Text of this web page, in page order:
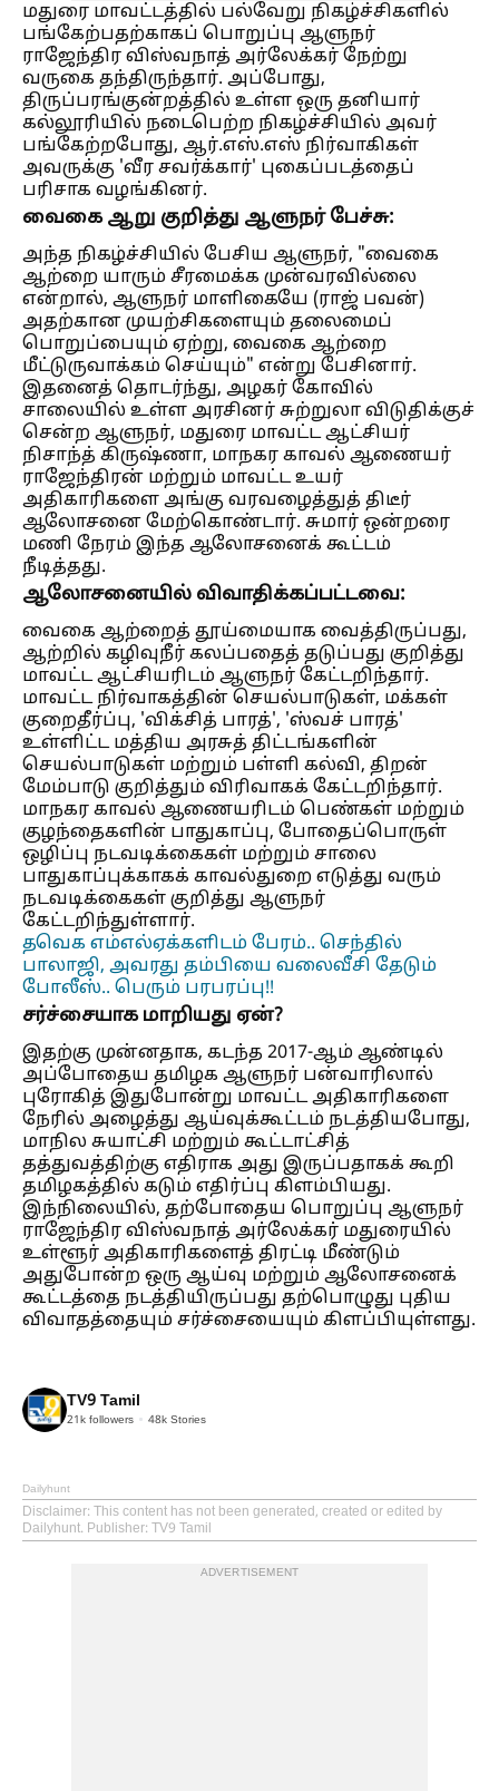
மதுரை மாவட்டத்தில் பல்வேறு நிகழ்ச்சிகளில்
பங்கேற்பதற்காகப் பொறுப்பு ஆளுநர்
ராஜேந்திர விஸ்வநாத் அர்லேக்கர் நேற்று
வருகை தந்திருந்தார். அப்போது,
திருப்பரங்குன்றத்தில் உள்ள ஒரு தனியார்
கல்லூரியில் நடைபெற்ற நிகழ்ச்சியில் அவர்
பங்கேற்றபோது, ஆர்.எஸ்.எஸ் நிர்வாகிகள்
அவருக்கு 'வீர சவர்க்கார்' புகைப்படத்தைப்
பரிசாக வழங்கினர்.
வைகை ஆறு குறித்து ஆளுநர் பேச்சு:
அந்த நிகழ்ச்சியில் பேசிய ஆளுநர், "வைகை
ஆற்றை யாரும் சீரமைக்க முன்வரவில்லை
என்றால், ஆளுநர் மாளிகையே (ராஜ் பவன்)
அதற்கான முயற்சிகளையும் தலைமைப்
பொறுப்பையும் ஏற்று, வைகை ஆற்றை
மீட்டுருவாக்கம் செய்யும்" என்று பேசினார்.
இதனைத் தொடர்ந்து, அழகர் கோவில்
சாலையில் உள்ள அரசினர் சுற்றுலா விடுதிக்குச்
சென்ற ஆளுநர், மதுரை மாவட்ட ஆட்சியர்
நிசாந்த் கிருஷ்ணா, மாநகர காவல் ஆணையர்
ராஜேந்திரன் மற்றும் மாவட்ட உயர்
அதிகாரிகளை அங்கு வரவழைத்துத் திடீர்
ஆலோசனை மேற்கொண்டார். சுமார் ஒன்றரை
மணி நேரம் இந்த ஆலோசனைக் கூட்டம்
நீடித்தது.
ஆலோசனையில் விவாதிக்கப்பட்டவை:
வைகை ஆற்றைத் தூய்மையாக வைத்திருப்பது,
ஆற்றில் கழிவுநீர் கலப்பதைத் தடுப்பது குறித்து
மாவட்ட ஆட்சியரிடம் ஆளுநர் கேட்டறிந்தார்.
மாவட்ட நிர்வாகத்தின் செயல்பாடுகள், மக்கள்
குறைதீர்ப்பு, 'விக்சித் பாரத்', 'ஸ்வச் பாரத்'
உள்ளிட்ட மத்திய அரசுத் திட்டங்களின்
செயல்பாடுகள் மற்றும் பள்ளி கல்வி, திறன்
மேம்பாடு குறித்தும் விரிவாகக் கேட்டறிந்தார்.
மாநகர காவல் ஆணையரிடம் பெண்கள் மற்றும்
குழந்தைகளின் பாதுகாப்பு, போதைப்பொருள்
ஒழிப்பு நடவடிக்கைகள் மற்றும் சாலை
பாதுகாப்புக்காகக் காவல்துறை எடுத்து வரும்
நடவடிக்கைகள் குறித்து ஆளுநர்
கேட்டறிந்துள்ளார்.
தவெக எம்எல்ஏக்களிடம் பேரம்.. செந்தில்
பாலாஜி, அவரது தம்பியை வலைவீசி தேடும்
போலீஸ்.. பெரும் பரபரப்பு!!
சர்ச்சையாக மாறியது ஏன்?
இதற்கு முன்னதாக, கடந்த 2017-ஆம் ஆண்டில்
அப்போதைய தமிழக ஆளுநர் பன்வாரிலால்
புரோகித் இதுபோன்று மாவட்ட அதிகாரிகளை
நேரில் அழைத்து ஆய்வுக்கூட்டம் நடத்தியபோது,
மாநில சுயாட்சி மற்றும் கூட்டாட்சித்
தத்துவத்திற்கு எதிராக அது இருப்பதாகக் கூறி
தமிழகத்தில் கடும் எதிர்ப்பு கிளம்பியது.
இந்நிலையில், தற்போதைய பொறுப்பு ஆளுநர்
ராஜேந்திர விஸ்வநாத் அர்லேக்கர் மதுரையில்
உள்ளூர் அதிகாரிகளைத் திரட்டி மீண்டும்
அதுபோன்ற ஒரு ஆய்வு மற்றும் ஆலோசனைக்
கூட்டத்தை நடத்தியிருப்பது தற்பொழுது புதிய
விவாதத்தையும் சர்ச்சையையும் கிளப்பியுள்ளது.
TV9 Tamil
21k followers 48k Stories
Dailyhunt
Disclaimer: This content has not been generated, created or edited by
Dailyhunt. Publisher: TV9 Tamil
ADVERTISEMENT